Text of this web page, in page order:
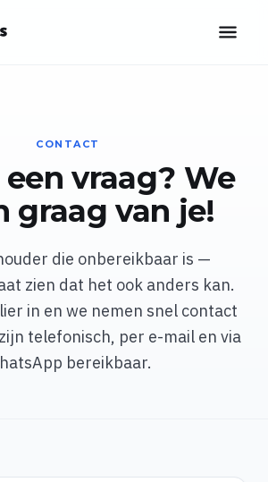
CONTACT
vraag? We
graag van je!
die onbereikbaar is —
zien dat het ook anders kan.
in en we nemen snel contact
telefonisch, per e-mail en via
bereikbaar.